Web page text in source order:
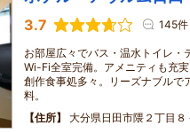
3.7 145件
お部屋広々でバス・温水トイレ・
Wi-Fi全室完備。アメニティも充
創作食事処多々。リーズナブルで
料。
住所
大分県日田市隈２丁目８